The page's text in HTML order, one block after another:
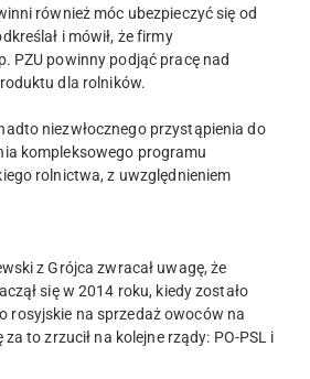
również móc ubezpieczyć się od
i mówił, że firmy
PZU powinny podjąć pracę nad
dla rolników.
niezwłocznego przystąpienia do
kompleksowego programu
rolnictwa, z uwzględnieniem
z Grójca zwracał uwagę, że
się w 2014 roku, kiedy zostało
rosyjskie na sprzedaż owoców na
to zrzucił na kolejne rządy: PO-PSL i